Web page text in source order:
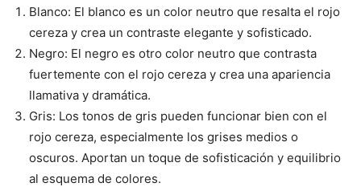
Blanco: El blanco es un color neutro que resalta el rojo
cereza y crea un contraste elegante y sofisticado.
Negro: El negro es otro color neutro que contrasta
fuertemente con el rojo cereza y crea una apariencia
llamativa y dramática.
Gris: Los tonos de gris pueden funcionar bien con el
rojo cereza, especialmente los grises medios o
oscuros. Aportan un toque de sofisticación y equilibrio
al esquema de colores.